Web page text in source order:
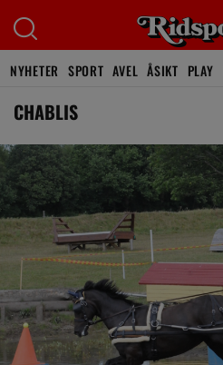
NYHETER SPORT AVEL ÅSIKT PLAY
CHABLIS